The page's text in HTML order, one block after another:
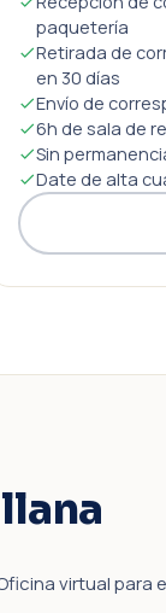
paquetería
Retirada de
en 30 días
Envío de
6h de sala de
Sin
Date de alta
virtual para